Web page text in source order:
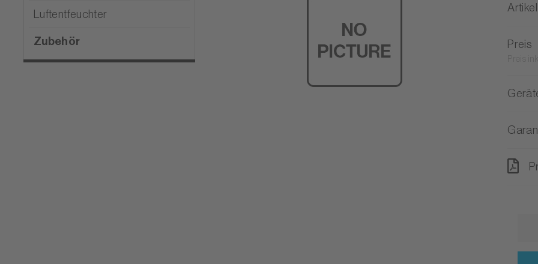
Luftentfeuchter
Zubehör Preis